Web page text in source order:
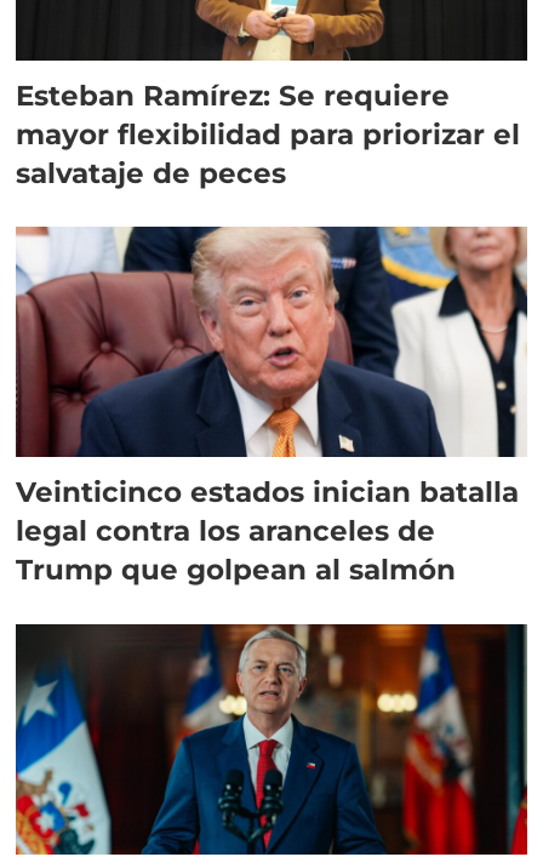
Esteban Ramírez: Se requiere
mayor flexibilidad para priorizar el
salvataje de peces
Veinticinco estados inician batalla
legal contra los aranceles de
Trump que golpean al salmón